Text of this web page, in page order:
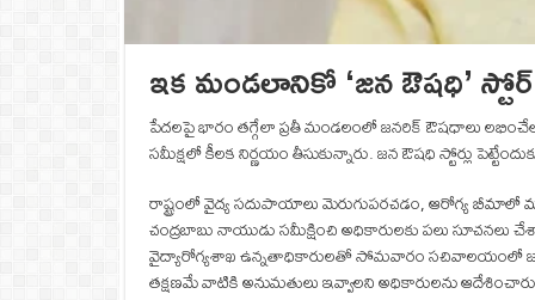
ఇక మండలానికో ‘జన ఔషధి’
పేదలపై భారం తగ్గేలా ప్రతీ మండలంలో జనరిక్ ఔషధాలు
సమీక్షలో కీలక నిర్ణయం తీసుకున్నారు. జన ఔషధి స్టోర్లు
రాష్ట్రంలో వైద్య సదుపాయాలు మెరుగుపరచడం, ఆరోగ్య బీమాలో
చంద్రబాబు నాయుడు సమీక్షించి అధికారులకు పలు
వైద్యారోగ్యశాఖ ఉన్నతాధికారులతో సోమవారం సచివాలయంలో జరిగిన
తక్షణమే వాటికి అనుమతులు ఇవ్వాలని అధికారులను